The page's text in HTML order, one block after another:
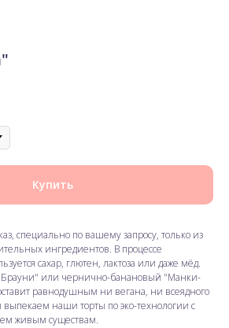
Купить
специально по вашему запросу, только из
ингредиентов. В процессе
сахар, глютен, лактоза или даже мёд.
или чернично-банановый "Манки-
равнодушным ни вегана, ни всеядного
наши торты по эко-технологии с
живым существам.